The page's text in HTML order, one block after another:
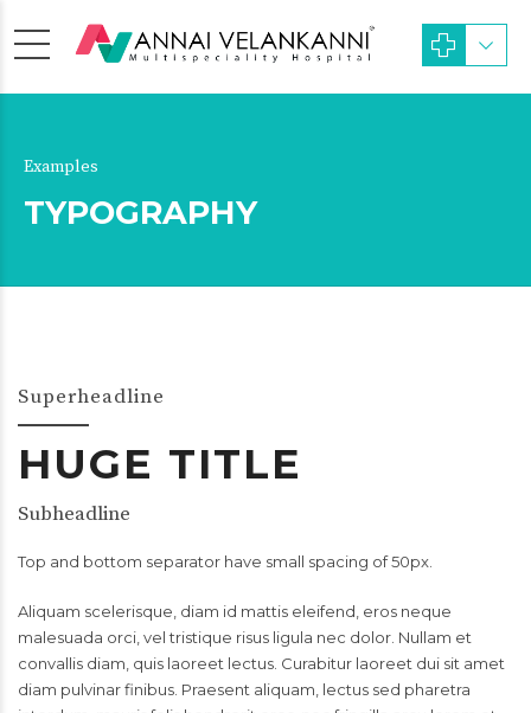
Examples
TYPOGRAPHY
Superheadline
HUGE TITLE
Subheadline
Top and bottom separator have small spacing of 50px.
Aliquam scelerisque, diam id mattis eleifend, eros neque
malesuada orci, vel tristique risus ligula nec dolor. Nullam et
convallis diam, quis laoreet lectus. Curabitur laoreet dui sit amet
diam pulvinar finibus. Praesent aliquam, lectus sed pharetra